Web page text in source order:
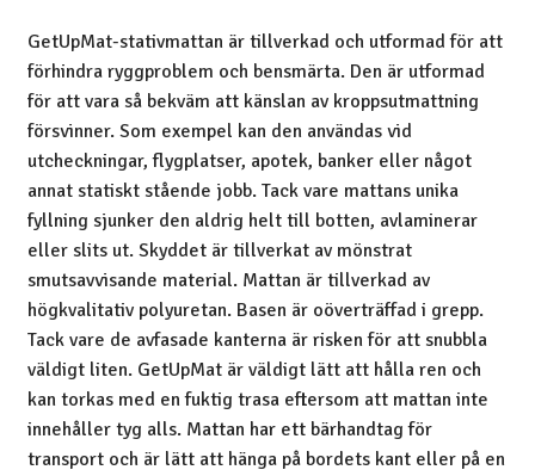
GetUpMat-stativmattan är tillverkad och utformad för att
förhindra ryggproblem och bensmärta. Den är utformad
för att vara så bekväm att känslan av kroppsutmattning
försvinner. Som exempel kan den användas vid
utcheckningar, flygplatser, apotek, banker eller något
annat statiskt stående jobb. Tack vare mattans unika
fyllning sjunker den aldrig helt till botten, avlaminerar
eller slits ut. Skyddet är tillverkat av mönstrat
smutsavvisande material. Mattan är tillverkad av
högkvalitativ polyuretan. Basen är oöverträffad i grepp.
Tack vare de avfasade kanterna är risken för att snubbla
väldigt liten. GetUpMat är väldigt lätt att hålla ren och
kan torkas med en fuktig trasa eftersom att mattan inte
innehåller tyg alls. Mattan har ett bärhandtag för
transport och är lätt att hänga på bordets kant eller på en